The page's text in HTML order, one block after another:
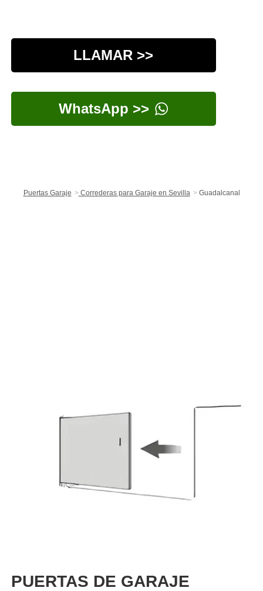
LLAMAR >>
WhatsApp >>
Puertas Garaje Correderas para Garaje en Sevilla Guadalcanal
PUERTAS DE GARAJE